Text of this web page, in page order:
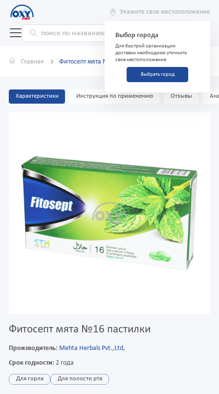
Укажите свое местоположение
Выбор города
Для быстрой организации
доставки необходимо уточнить
свое местоположение
Выбрать город
Главная Фитосепт мята №16 пастилки
Характеристики Инструкция по применению Отзывы
Фитосепт мята №16 пастилки
Производитель: Mehta Herbals Pvt.,Ltd,
Срок годности: 2 года
Для горла Для полости рта